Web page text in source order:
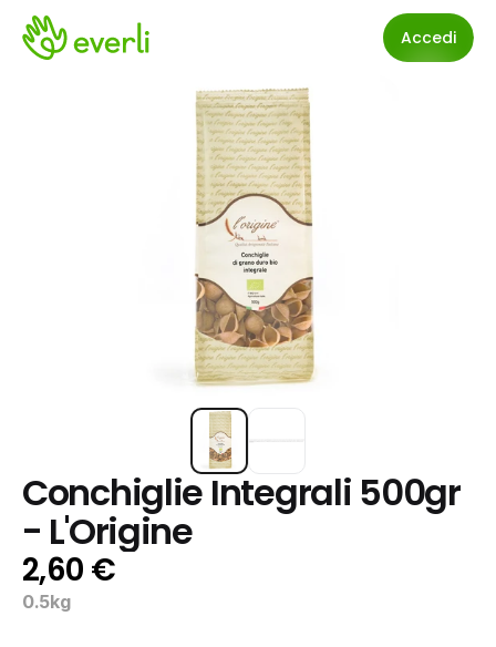
Accedi
Conchiglie Integrali 500gr
- L'Origine
2,60 €
0.5kg